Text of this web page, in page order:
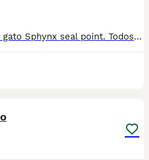
Espectaculares camada de gato Sphynx seal point. Todos los cachorritos se entregan con unos dos meses y medio de edad y sus vacunas correspondientes, desparasitados interna y externamente, con certificado de salud, y garantía tanto por enfermedad vírica como congénito genética. Posibilidad de entregar en toda España mediante transporte propio preparado para animales y con chofer privado. Los precios pueden variar según las características y morfología de cada cachorro. Añádenos al whats app o llámanos, y encantados atenderemos todas tus dudas y consultas. Teléfono / Whats app: 641 92 23 90